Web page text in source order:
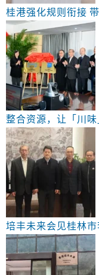
桂港强化规则衔接
整合资源，让「川味
培丰未来会见桂林